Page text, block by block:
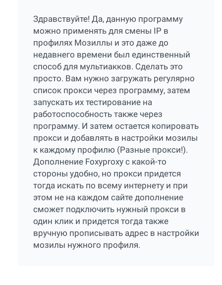
Здравствуйте! Да, данную программу
можно применять для смены IP в
профилях Мозиллы и это даже до
недавнего времени был единственный
способ для мультиакков. Сделать это
просто. Вам нужно загружать регулярно
список прокси через программу, затем
запускать их тестирование на
работоспособность также через
программу. И затем остается копировать
прокси и добавлять в настройки мозилы
к каждому профилю (Разные прокси!).
Дополнение Foxyproxy с какой-то
стороны удобно, но прокси придется
тогда искать по всему интернету и при
этом не на каждом сайте дополнение
сможет подключить нужный прокси в
один клик и придется тогда также
вручную прописывать адрес в настройки
мозилы нужного профиля.